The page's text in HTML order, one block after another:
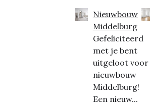
Nieuwbouw
Middelburg
Gefeliciteerd
met je bent
uitgeloot voor
nieuwbouw
Middelburg!
Een nieuw...